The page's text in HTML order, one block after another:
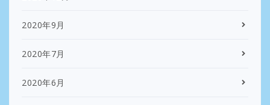
2020年9月
2020年7月
2020年6月